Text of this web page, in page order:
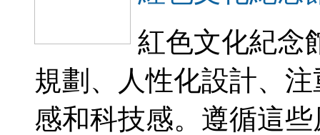
紅色文化紀念
規劃、人性化設計、
感和科技感。遵循這些